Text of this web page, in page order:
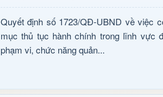
Quyết định số 1723/QĐ-UBND về việc
mục thủ tục hành chính trong lĩnh vực
phạm vi, chức năng quản...